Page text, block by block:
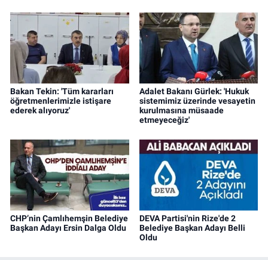
Bakan Tekin: 'Tüm kararları
öğretmenlerimizle istişare
ederek alıyoruz'
Adalet Bakanı Gürlek: 'Hukuk
sistemimiz üzerinde vesayetin
kurulmasına müsaade
etmeyeceğiz'
CHP’nin Çamlıhemşin Belediye
Başkan Adayı Ersin Dalga Oldu
DEVA Partisi'nin Rize'de 2
Belediye Başkan Adayı Belli
Oldu